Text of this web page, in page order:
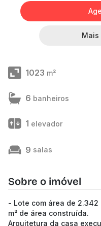
Mais
1023 m²
6 banheiros
1 elevador
9 salas
Sobre o imóvel
- Lote com área de 2.342
m² de área construída.
Arquitetura da casa